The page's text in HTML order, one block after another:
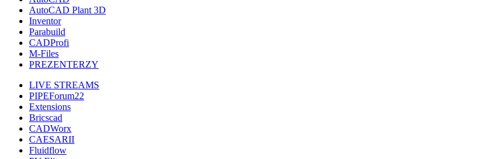
AutoCAD Plant 3D
Inventor
Parabuild
CADProfi
M-Files
PREZENTERZY
LIVE STREAMS
PIPEForum22
Extensions
Bricscad
CADWorx
CAESARII
Fluidflow